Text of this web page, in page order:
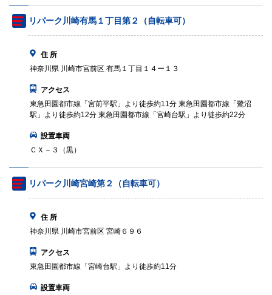
リパーク川崎有馬１丁目第２（自転車可）
住 所
神奈川県 川崎市宮前区 有馬１丁目１４ー１３
アクセス
東急田園都市線「宮前平駅」より徒歩約11分 東急田園都市線「鷺沼
駅」より徒歩約12分 東急田園都市線「宮崎台駅」より徒歩約22分
設置車両
ＣＸ－３（黒）
リパーク川崎宮崎第２（自転車可）
住 所
神奈川県 川崎市宮前区 宮崎６９６
アクセス
東急田園都市線「宮崎台駅」より徒歩約11分
設置車両